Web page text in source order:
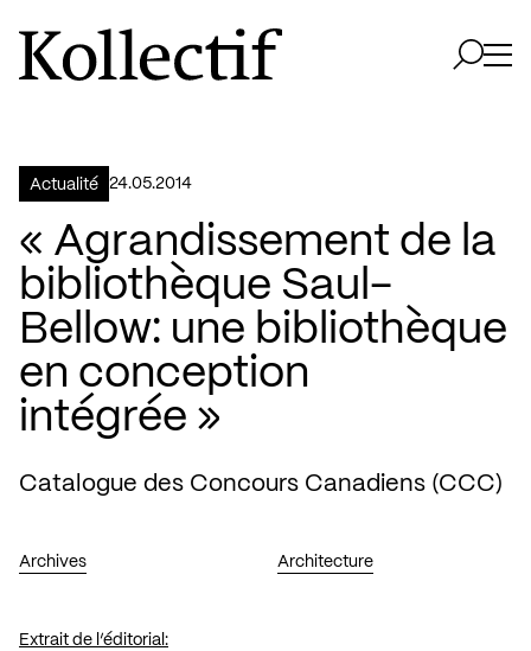
Aller à la page d'accueil
Logo Kollectif
Actualité 24.05.2014
« Agrandissement de la
bibliothèque Saul-
Bellow: une bibliothèque
en conception
intégrée »
Catalogue des Concours Canadiens (CCC)
Archives Architecture
Extrait de l’éditorial: